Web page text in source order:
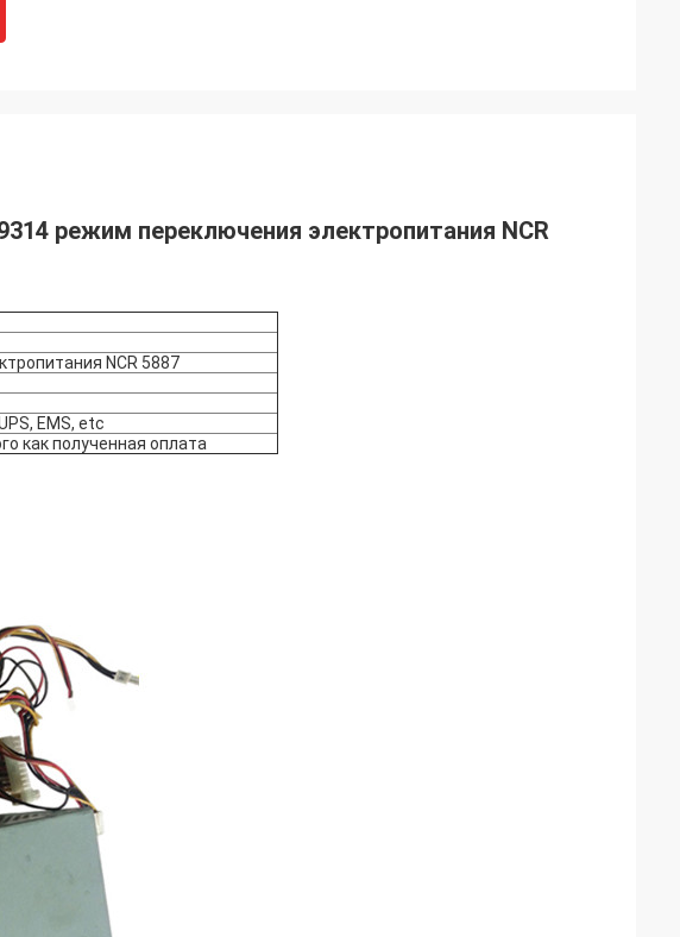
режим переключения электропитания NCR
NCR 5887
EMS, etc
как полученная оплата